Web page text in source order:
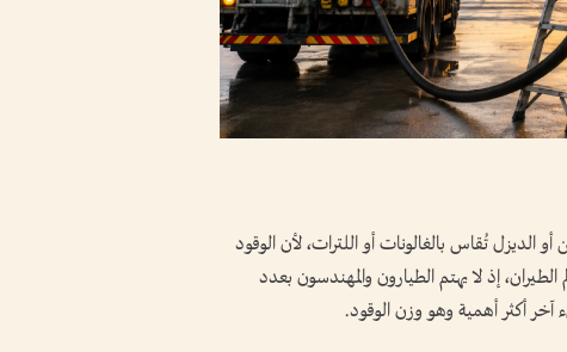
الديزل تُقاس بالغالونات أو اللترات، لأن الوقود
إذ لا يهتم الطيارون والمهندسون بعدد
آخر أكثر أهمية وهو وزن الوقود.